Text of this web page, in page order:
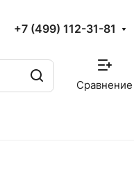
+7 (499) 112-31-81
Сравнение